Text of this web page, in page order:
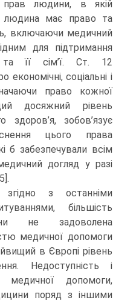
прав людини, в якій
людина має право та
включаючи медичний
для підтримання
та її сім’ї. Ст. 12
соціальні і
право кожної
досяжний рівень
здоров’я, зобов’язує
цього права
б забезпечували всім
догляд у разі
з останніми
більшість
не задоволена
медичної допомоги
в Європі рівень
Недоступність і
медичної допомоги,
поряд з іншими